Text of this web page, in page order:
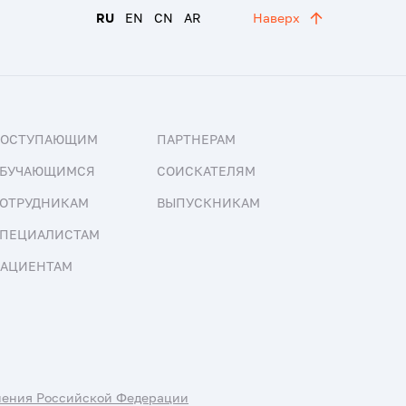
RU EN CN AR Наверх
ПАРТНЕРАМ
СОИСКАТЕЛЯМ
ВЫПУСКНИКАМ
Российской Федерации